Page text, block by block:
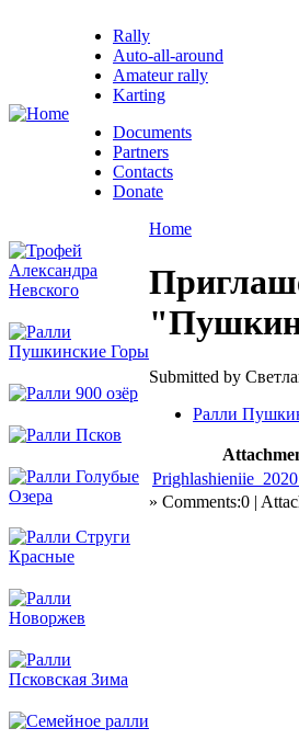
Rally
Auto-all-around
Amateur rally
Karting
Documents
Partners
Contacts
Donate
Home
Submitted by
Ралли
» Comments:0 |